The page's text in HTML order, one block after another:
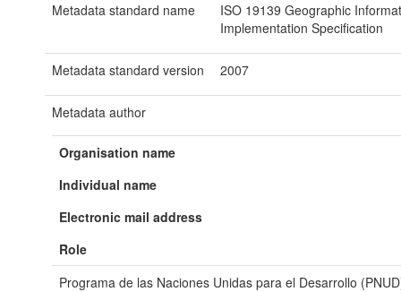
Metadata standard name
ISO 19139 Geographic
Implementation Specification
Metadata standard version 2007
Metadata author
Organisation name
Individual name
Electronic mail address
Role
Programa de las Naciones Unidas para el Desarrollo